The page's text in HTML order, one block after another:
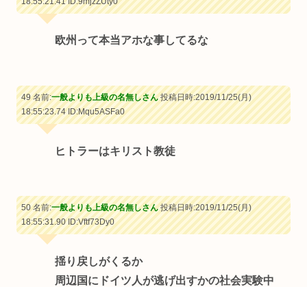
欧州って本当アホな事してるな
49 名前:一般よりも上級の名無しさん投稿日時:2019/11/25(月)
18:55:23.74ID:Mqu5ASFa0
ヒトラーはキリスト教徒
50 名前:一般よりも上級の名無しさん投稿日時:2019/11/25(月)
18:55:31.90ID:Vftf73Dy0
揺り戻しがくるか
周辺国にドイツ人が逃げ出すかの社会実験中